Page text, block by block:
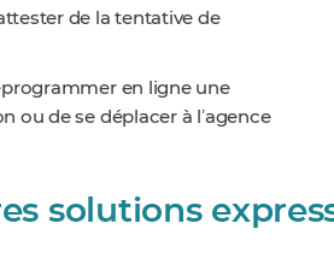
de la tentative de
en ligne une
ou de se déplacer à lʼagence
solutions